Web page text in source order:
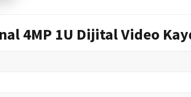
4MP 1U Dijital Video